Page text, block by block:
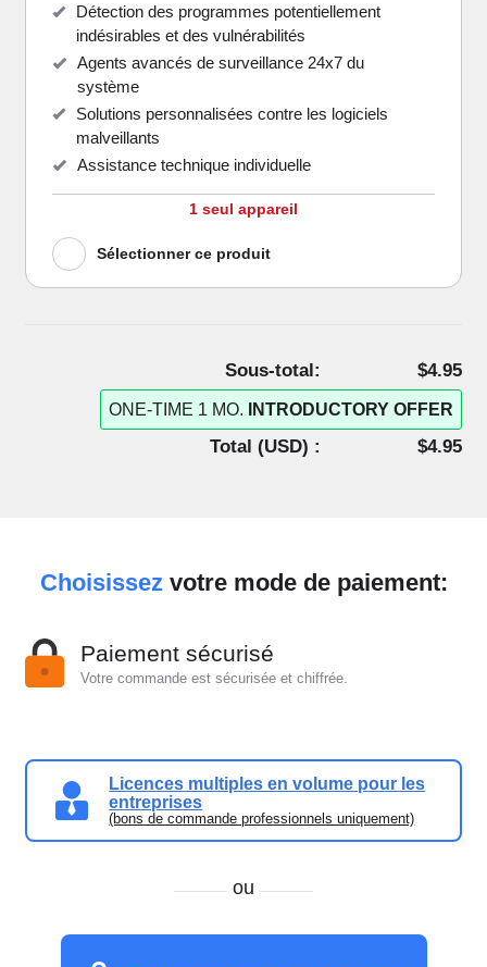
Détection des programmes potentiellement
indésirables et des vulnérabilités
Agents avancés de surveillance 24x7 du
système
Solutions personnalisées contre les logiciels
malveillants
Assistance technique individuelle
1 seul appareil
Sélectionner ce produit
Sous-total: $4.95
ONE-TIME 1 MO. INTRODUCTORY OFFER
Total (USD) : $4.95
Choisissezvotre mode de paiement:
Paiement sécurisé
Votre commande est sécurisée et chiffrée.
Licences multiples en volume pour les
entreprises
(bons de commande professionnels uniquement)
ou